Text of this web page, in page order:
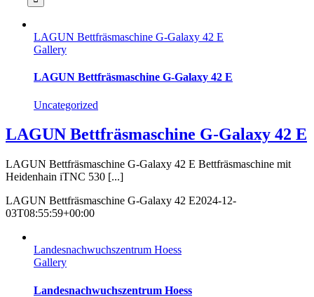
LAGUN Bettfräsmaschine G-Galaxy 42 E
Gallery
LAGUN Bettfräsmaschine G-Galaxy 42 E
Uncategorized
LAGUN Bettfräsmaschine G-Galaxy 42 E
LAGUN Bettfräsmaschine G-Galaxy 42 E Bettfräsmaschine mit
Heidenhain iTNC 530 [...]
LAGUN Bettfräsmaschine G-Galaxy 42 E2024-12-
03T08:55:59+00:00
Landesnachwuchszentrum Hoess
Gallery
Landesnachwuchszentrum Hoess